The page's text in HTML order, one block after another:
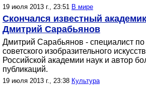
19 июля 2013 г., 23:51 В мире
Скончался известный
Дмитрий Сарабьянов
Дмитрий Сарабьянов - специалист по
советского изобразительного
Российской академии наук и автор
публикаций.
19 июля 2013 г., 23:38 Культура